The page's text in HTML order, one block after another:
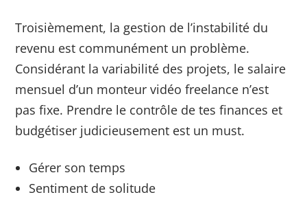
Troisièmement, la gestion de l’instabilité du
revenu est communément un problème.
Considérant la variabilité des projets, le salaire
mensuel d’un monteur vidéo freelance n’est
pas fixe. Prendre le contrôle de tes finances et
budgétiser judicieusement est un must.
Gérer son temps
Sentiment de solitude